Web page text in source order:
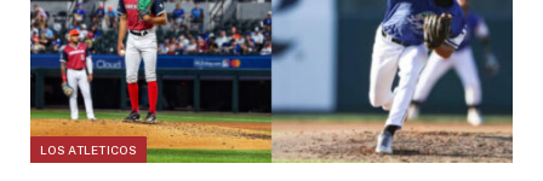
LOS ATLETICOS